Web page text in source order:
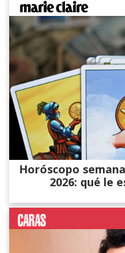
Horóscopo
2026: qué le